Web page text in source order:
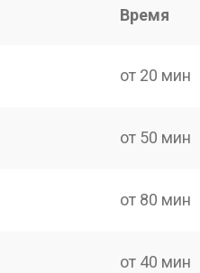
Время
от 20 мин
от 50 мин
от 80 мин
от 40 мин